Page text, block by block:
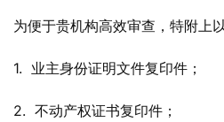
为便于贵机构高效审查，特附上
1.  业主身份证明文件复印件；
2.  不动产权证书复印件；